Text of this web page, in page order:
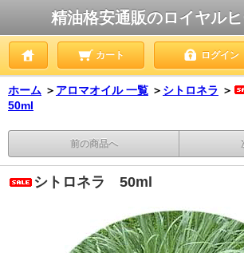
精油格安通販のロイヤル
カート ログイン
ホーム ＞ アロマオイル 一覧 ＞ シトロネラ ＞
50ml
前の商品へ
シトロネラ 50ml